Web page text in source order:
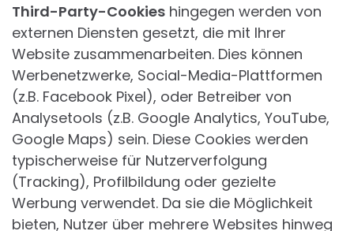
Third-Party-Cookies hingegen werden von
externen Diensten gesetzt, die mit Ihrer
Website zusammenarbeiten. Dies können
Werbenetzwerke, Social-Media-Plattformen
(z.B. Facebook Pixel), oder Betreiber von
Analysetools (z.B. Google Analytics, YouTube,
Google Maps) sein. Diese Cookies werden
typischerweise für Nutzerverfolgung
(Tracking), Profilbildung oder gezielte
Werbung verwendet. Da sie die Möglichkeit
bieten, Nutzer über mehrere Websites hinweg